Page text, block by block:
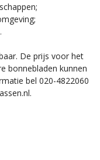
De prijs voor het
bonnebladen kunnen
bel 020-4822060